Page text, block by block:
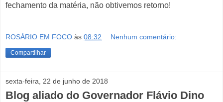
fechamento da matéria, não obtivemos retorno!
ROSÁRIO EM FOCO às 08:32 Nenhum comentário:
Compartilhar
sexta-feira, 22 de junho de 2018
Blog aliado do Governador Flávio Dino